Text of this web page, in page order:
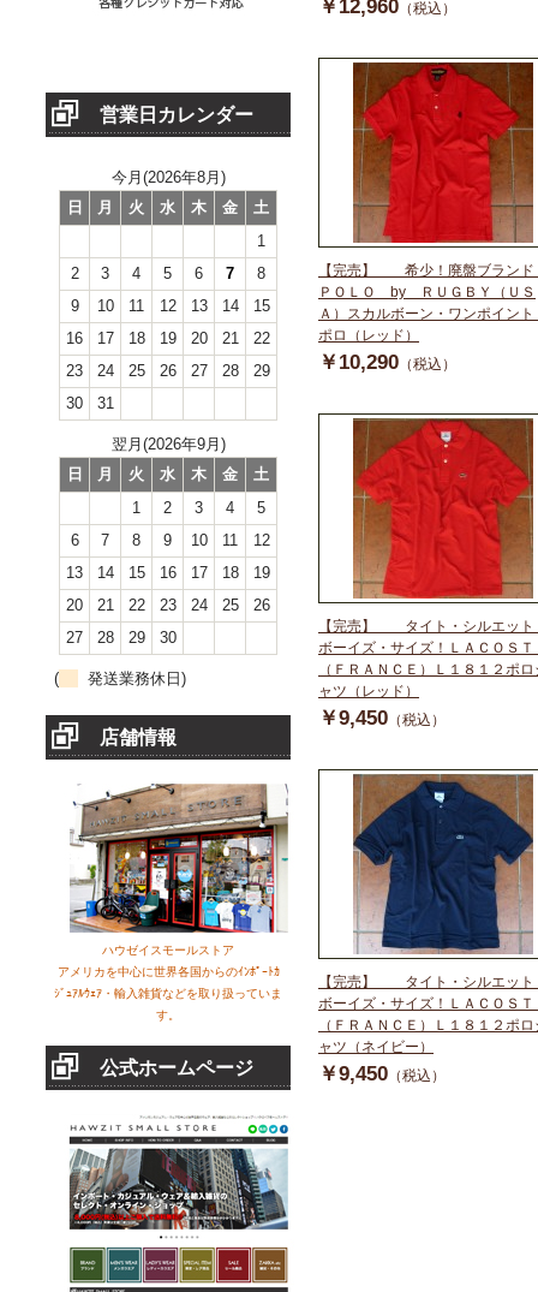
営業日カレンダー
今月(2026年8月)
日
月 火 水 木 金
土
1
2
3 4 5 6 7
8
9
10 11 12 13 14
15
16
17 18 19 20 21
22
23
24 25 26 27 28
29
30
31
翌月(2026年9月)
日
月 火 水 木 金
土
1
2 3 4
5
6
7 8 9 10 11
12
13
14 15 16 17 18
19
20
21 22 23 24 25
26
27
28 29 30
( 発送業務休日)
店舗情報
ハウゼイスモールストア
アメリカを中心に世界各国からのｲﾝﾎﾟｰﾄｶ
ｼﾞｭｱﾙｳｪｱ・輸入雑貨などを取り扱っていま
す。
公式ホームページ
￥12,960 （税込）
【完売】 希少！廃盤ブランド
ＰＯＬＯ by ＲＵＧＢＹ（ＵＳ
Ａ）スカルボーン・ワンポイント
ポロ（レッド）
￥10,290 （税込）
【完売】 タイト・シルエット
ボーイズ・サイズ！ＬＡＣＯＳＴ
（ＦＲＡＮＣＥ）Ｌ１８１２ポロ
ャツ（レッド）
￥9,450 （税込）
【完売】 タイト・シルエット
ボーイズ・サイズ！ＬＡＣＯＳＴ
（ＦＲＡＮＣＥ）Ｌ１８１２ポロ
ャツ（ネイビー）
￥9,450 （税込）